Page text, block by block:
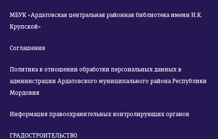
МБУК «Ардатовская центральная районная библиотека имени Н.К.
Крупской»
Соглашения
Политика в отношении обработки персональных данных в
администрации Ардатовского муниципального района Республики
Мордовия
Информация правоохранительных контролирующих органов
ГРАДОСТРОИТЕЛЬСТВО